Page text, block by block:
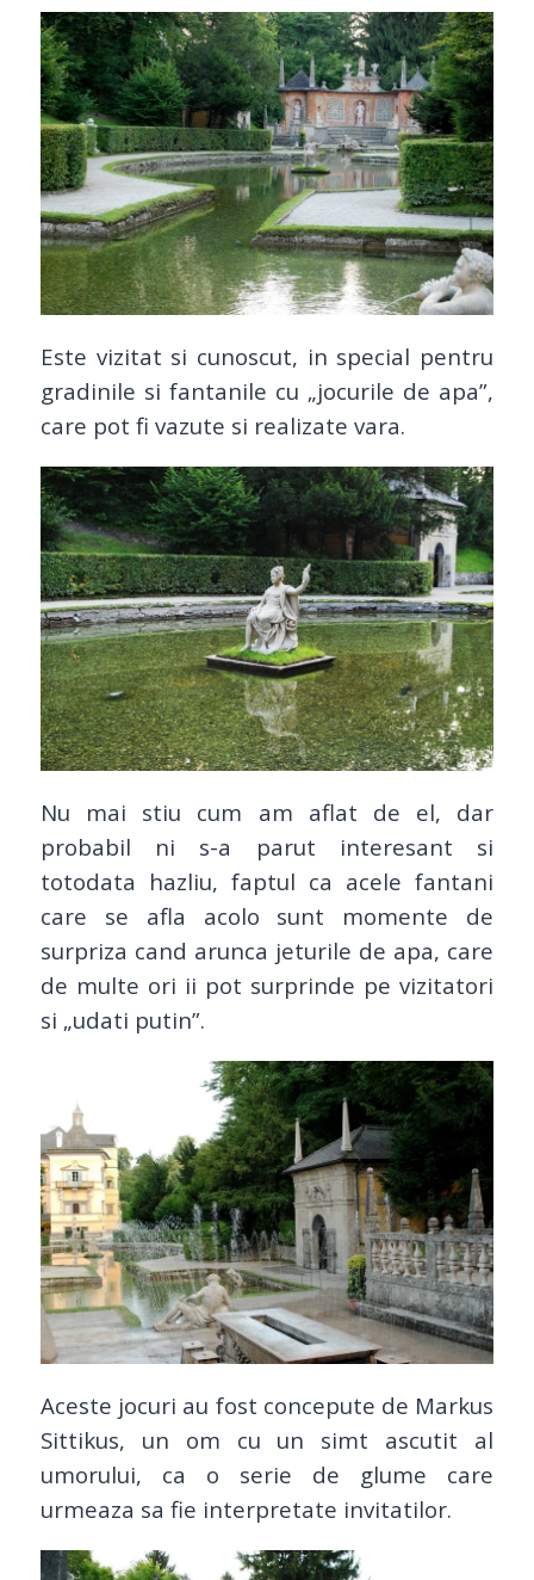
Este vizitat si cunoscut, in special pentru
gradinile si fantanile cu „jocurile de apa”,
care pot fi vazute si realizate vara.
Nu mai stiu cum am aflat de el, dar
probabil ni s-a parut interesant si
totodata hazliu, faptul ca acele fantani
care se afla acolo sunt momente de
surpriza cand arunca jeturile de apa, care
de multe ori ii pot surprinde pe vizitatori
si „udati putin”.
Aceste jocuri au fost concepute de Markus
Sittikus, un om cu un simt ascutit al
umorului, ca o serie de glume care
urmeaza sa fie interpretate invitatilor.